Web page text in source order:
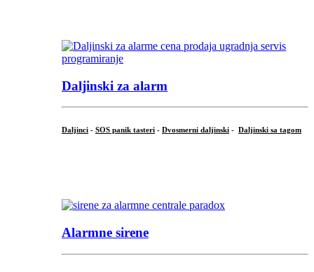
Daljinski za alarm
Daljinci - SOS panik tasteri - Dvosmerni daljinski - Daljinski sa tagom
Alarmne sirene